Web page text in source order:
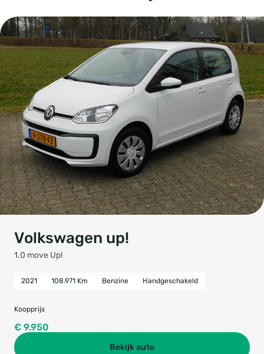
Volkswagen up!
1.0 move Up!
2021 108.971 Km Benzine Handgeschakeld
Koopprijs
€ 9.950
Bekijk auto